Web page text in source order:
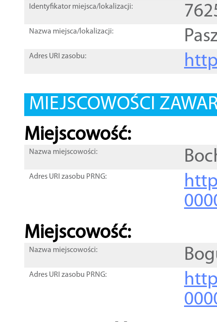
Identyfikator miejsca/lokalizacji:
Nazwa miejsca/lokalizacji:
Adres URI zasobu:
MIEJSCOWOŚCI
Miejscowość:
Nazwa miejscowości:
Adres URI zasobu PRNG:
Miejscowość:
Nazwa miejscowości:
Adres URI zasobu PRNG: